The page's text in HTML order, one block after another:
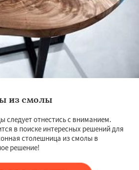
из смолы
следует отнестись с вниманием.
в поиске интересных решений для
столешница из смолы в
решение!